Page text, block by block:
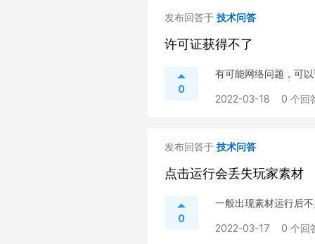
发布回答于 技术问答
许可证获得不了
0
有可能网络问题，可
2022-03-18 0 个回
发布回答于 技术问答
点击运行会丢失玩家素材
0
一般出现素材运行后
2022-03-17 0 个回